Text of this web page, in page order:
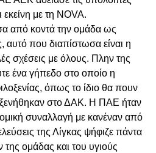
με τη NOVA.
από κοντά την ομάδα ως
αυτό που διαπίστωσα είναι η
σχέσεις με όλους. Πλην της
ένα γήπεδο στο οποίο η
όπως το ίδιο θα πουν
στο ΔΑΚ. Η ΠΑΕ ήταν
συναλλαγή με κανέναν από
της Λίγκας ψήφιζε πάντα
ομάδας και του υγιούς